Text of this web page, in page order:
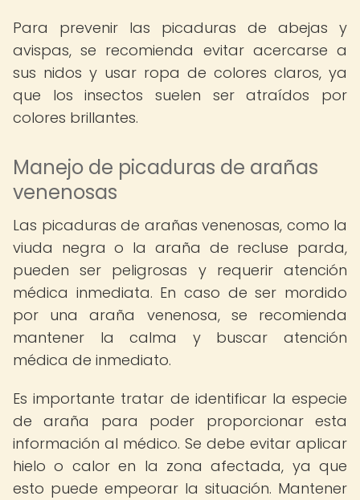
Para prevenir las picaduras de abejas y
avispas, se recomienda evitar acercarse a
sus nidos y usar ropa de colores claros, ya
que los insectos suelen ser atraídos por
colores brillantes.
Manejo de picaduras de arañas
venenosas
Las picaduras de arañas venenosas, como la
viuda negra o la araña de recluse parda,
pueden ser peligrosas y requerir atención
médica inmediata. En caso de ser mordido
por una araña venenosa, se recomienda
mantener la calma y buscar atención
médica de inmediato.
Es importante tratar de identificar la especie
de araña para poder proporcionar esta
información al médico. Se debe evitar aplicar
hielo o calor en la zona afectada, ya que
esto puede empeorar la situación. Mantener